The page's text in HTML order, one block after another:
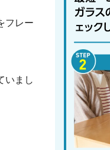
フレー
いまし